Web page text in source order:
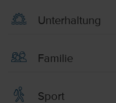
Unterhaltung
Familie
Sport